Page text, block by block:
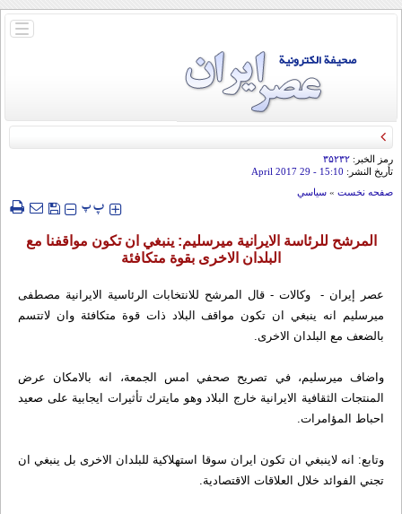
باز
رمز الخبر: ۳۵۲۳۲
تأريخ النشر: 15:10
- 29 April 2017
صفحه نخست » سياسي
‍‍‍ پپ
المرشح للرئاسة الايرانية ميرسليم: ينبغي ان تكون مواقفنا مع
البلدان الاخرى بقوة متكافئة
عصر إيران - وكالات - قال المرشح للانتخابات الرئاسية الايرانية مصطفى
ميرسليم انه ينبغي ان تكون مواقف البلاد ذات قوة متكافئة وان لاتتسم
بالضعف مع البلدان الاخرى.
واضاف ميرسليم، في تصريح صحفي امس الجمعة، انه بالامكان عرض
المنتجات الثقافية الايرانية خارج البلاد وهو مايترك تأثيرات ايجابية على صعيد
احباط المؤامرات.
وتابع: انه لاينبغي ان تكون ايران سوقا استهلاكية للبلدان الاخرى بل ينبغي ان
تجني الفوائد خلال العلاقات الاقتصادية.